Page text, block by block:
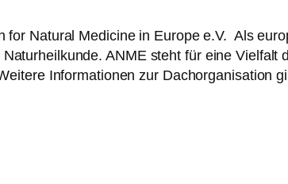
for Natural Medicine in Europe e.V. Als
ANME steht für eine Vielfalt
Informationen zur Dachorganisation